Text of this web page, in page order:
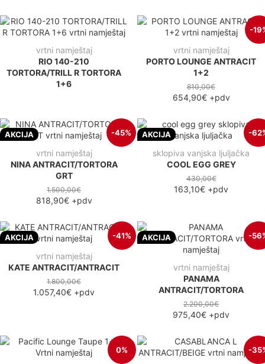
vrtni namještaj
RIO 140-210
TORTORA/TRILL R TORTORA
1+6
-
vrtni namještaj
PORTO LOUNGE ANTRACIT
1+2
810,00€
654,90€+pdv
AKCIJA -45%
vrtni namještaj
NINA ANTRACIT/TORTORA
GRT
1.500,00€
818,90€+pdv
AKCIJA -
sklopiva vanjska ljuljačka
COOL EGG GREY
430,00€
163,10€ +pdv
AKCIJA -41%
vrtni namještaj
KATE ANTRACIT/ANTRACIT
1.800,00€
1.057,40€ +pdv
AKCIJA -
vrtni namještaj
PANAMA
ANTRACIT/TORTORA
2.200,00€
975,40€ +pdv
0% -